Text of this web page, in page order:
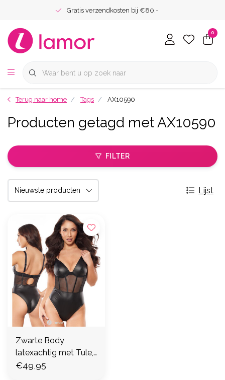
Gratis verzendkosten bij €80.-
0
Terug naar home Tags AX10590
Producten getagd met AX10590
FILTER
Lijst
Zwarte Body
latexachtig met Tule,
AX10590
€49,95